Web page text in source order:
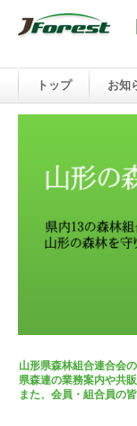
山形県森林組合連合会
県森連の業務案内や共
また、会員・組合員の
トップ お知